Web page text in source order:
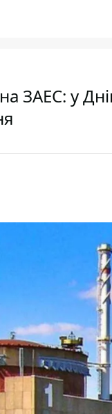
ЗАЕС: у